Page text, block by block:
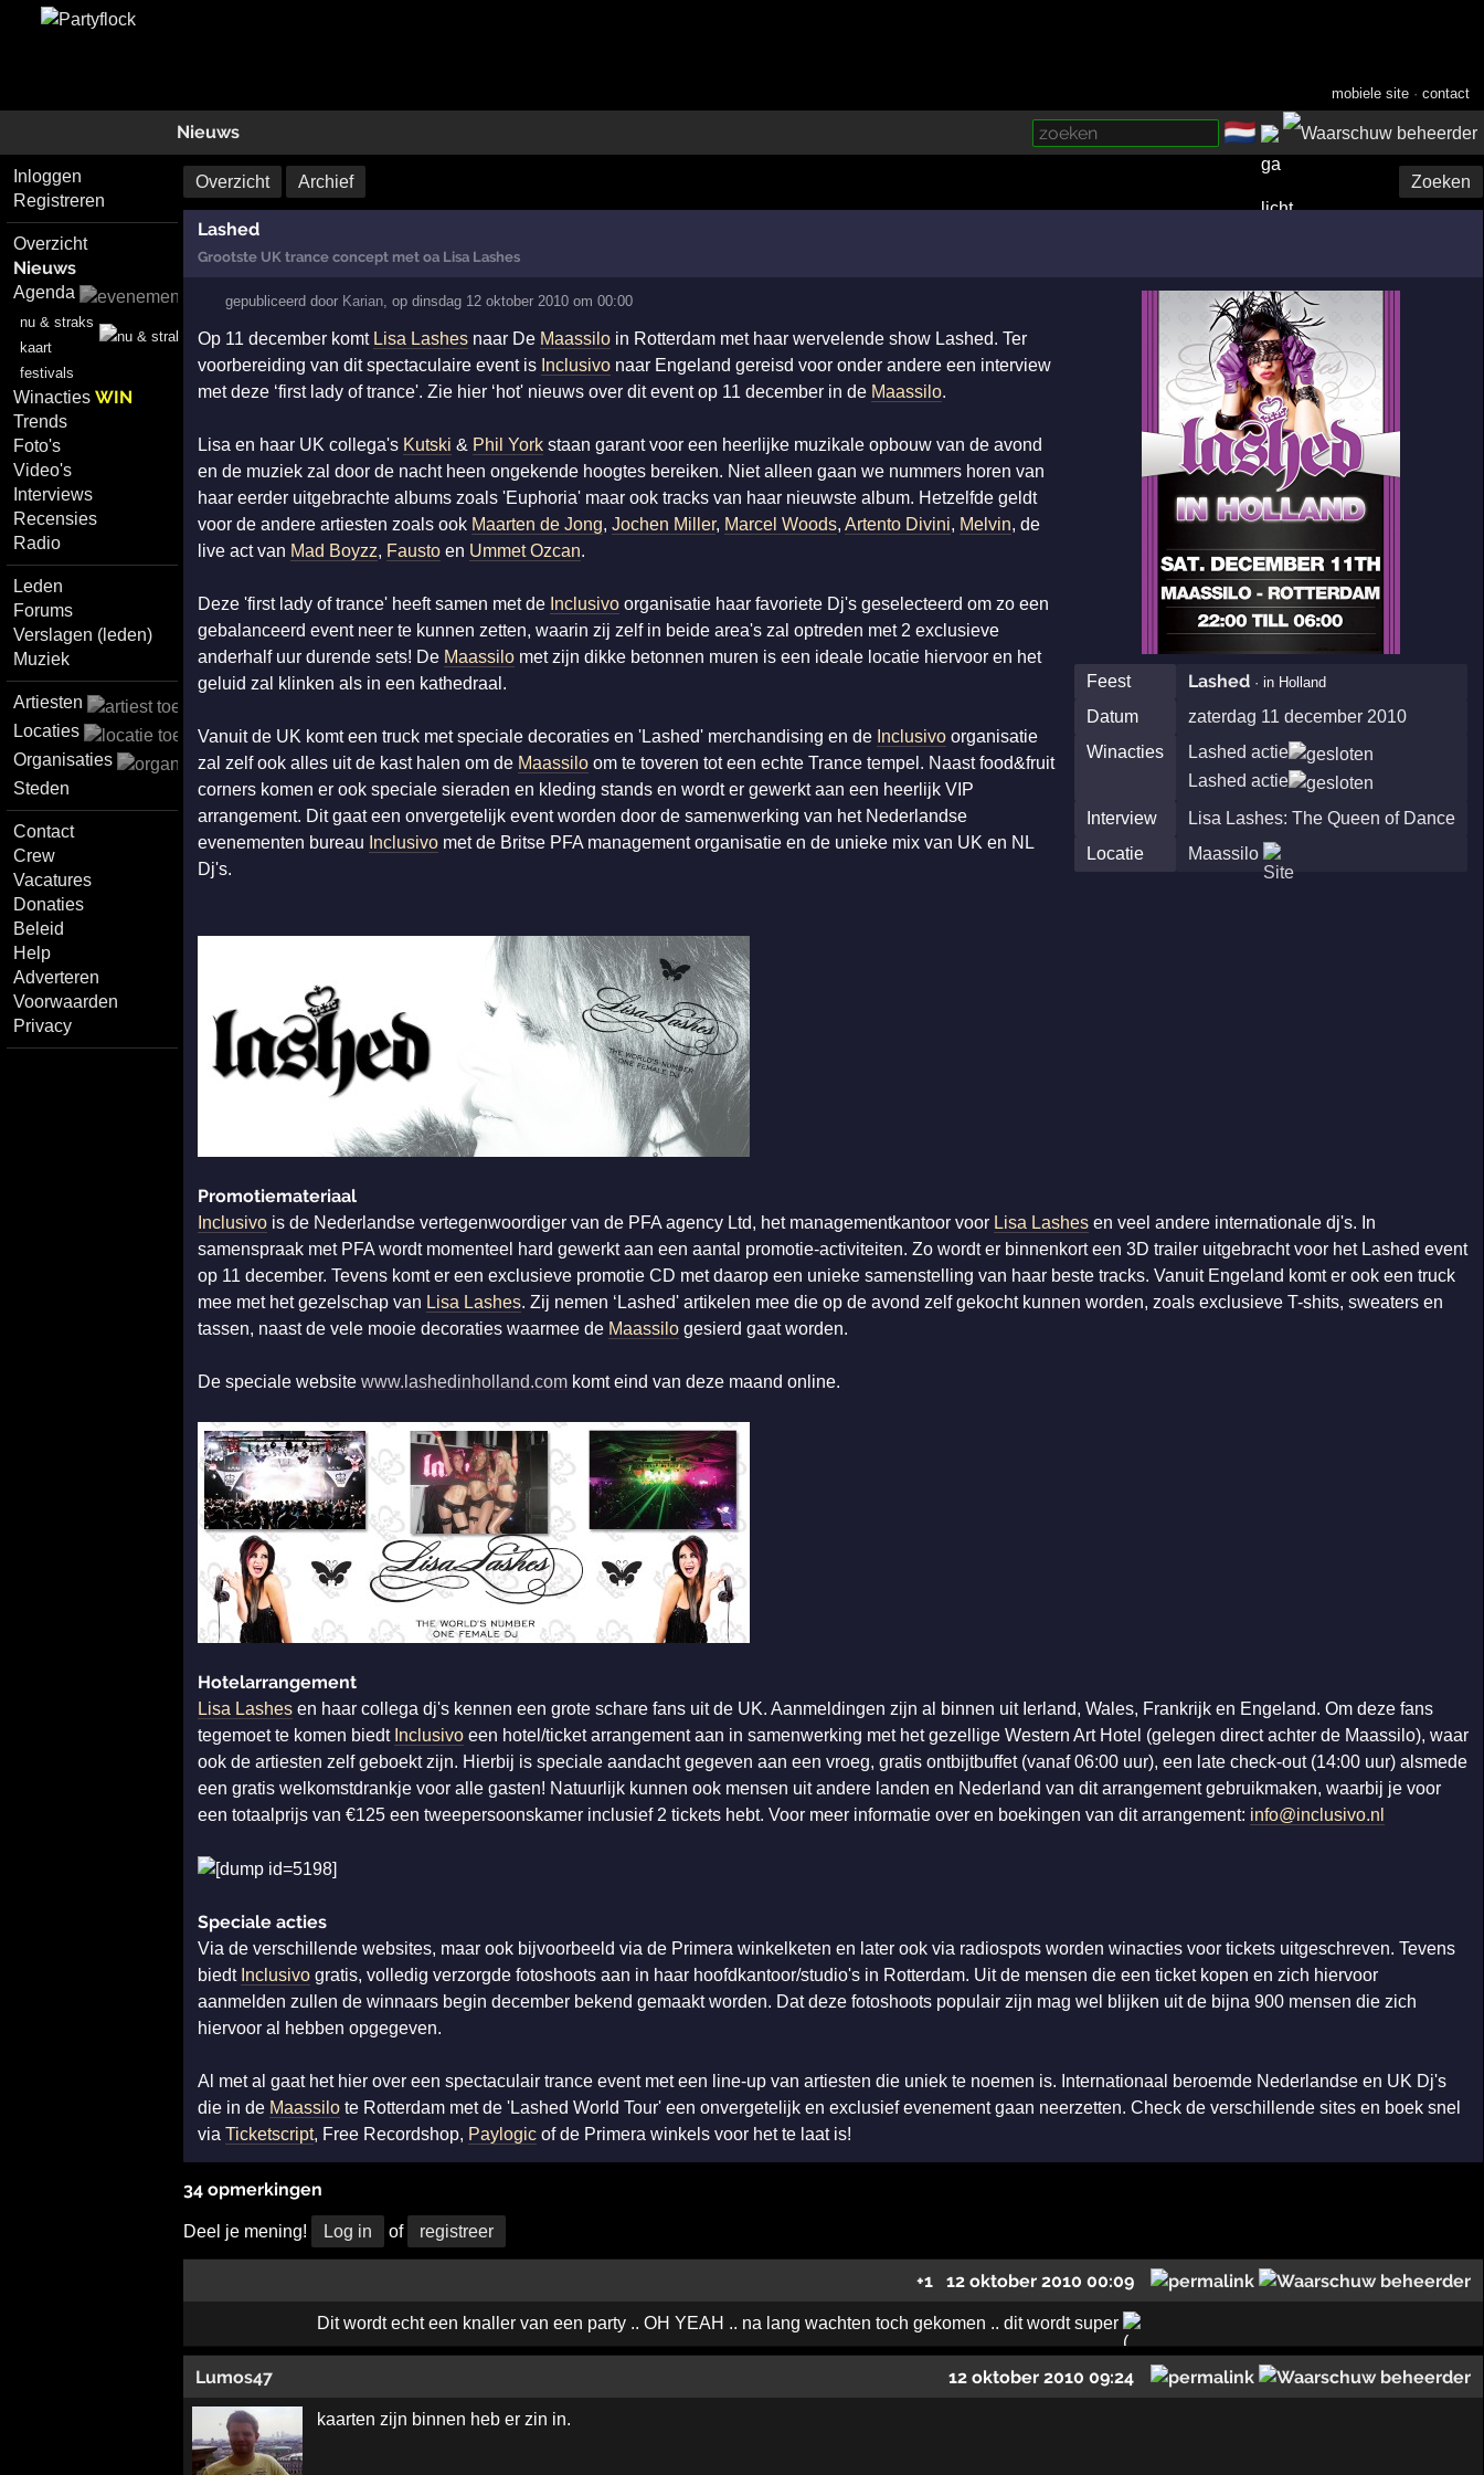
mobiele site ·contact
Nieuws 🇳🇱
Inloggen
Registreren
Overzicht
Nieuws
Agenda
nu & straks
kaart
festivals
WinactiesWIN
Trends
Foto's
Video's
Interviews
Recensies
Radio
Leden
Forums
Verslagen (leden)
Muziek
Artiesten
Locaties
Organisaties
Steden
Contact
Crew
Vacatures
Donaties
Beleid
Help
Adverteren
Voorwaarden
Privacy
Overzicht Archief Zoeken
Lashed
Grootste UK trance concept met oa Lisa Lashes
gepubliceerd door Karian, opdinsdag 12 oktober 2010 om 00:00
Feest Lashed· in Holland
Datum
zaterdag 11 december 2010
Winacties
Lashed actie
Lashed actie
Interview
Lisa Lashes: The Queen of Dance
Locatie
Maassilo
Op 11 december komt Lisa Lashesnaar De Maassiloin Rotterdam met haar wervelende show Lashed. Ter
voorbereiding van dit spectaculaire event is Inclusivonaar Engeland gereisd voor onder andere een interview
met deze ‘first lady of trance'. Zie hier ‘hot' nieuws over dit event op 11 december in de Maassilo.
Lisa en haar UK collega's Kutski & Phil Yorkstaan garant voor een heerlijke muzikale opbouw van de avond
en de muziek zal door de nacht heen ongekende hoogtes bereiken. Niet alleen gaan we nummers horen van
haar eerder uitgebrachte albums zoals 'Euphoria' maar ook tracks van haar nieuwste album. Hetzelfde geldt
voor de andere artiesten zoals ook Maarten de Jong, Jochen Miller, Marcel Woods, Artento Divini, Melvin, de
live act van Mad Boyzz, Faustoen Ummet Ozcan.
Deze 'first lady of trance' heeft samen met de Inclusivoorganisatie haar favoriete Dj's geselecteerd om zo een
gebalanceerd event neer te kunnen zetten, waarin zij zelf in beide area's zal optreden met 2 exclusieve
anderhalf uur durende sets! De Maassilomet zijn dikke betonnen muren is een ideale locatie hiervoor en het
geluid zal klinken als in een kathedraal.
Vanuit de UK komt een truck met speciale decoraties en 'Lashed' merchandising en de Inclusivoorganisatie
zal zelf ook alles uit de kast halen om de Maassiloom te toveren tot een echte Trance tempel. Naast food&fruit
corners komen er ook speciale sieraden en kleding stands en wordt er gewerkt aan een heerlijk VIP
arrangement. Dit gaat een onvergetelijk event worden door de samenwerking van het Nederlandse
evenementen bureau Inclusivomet de Britse PFA management organisatie en de unieke mix van UK en NL
Dj's.
Promotiemateriaal
Inclusivois de Nederlandse vertegenwoordiger van de PFA agency Ltd, het managementkantoor voor Lisa Lashesen veel andere internationale dj's. In
samenspraak met PFA wordt momenteel hard gewerkt aan een aantal promotie-activiteiten. Zo wordt er binnenkort een 3D trailer uitgebracht voor het Lashed event
op 11 december. Tevens komt er een exclusieve promotie CD met daarop een unieke samenstelling van haar beste tracks. Vanuit Engeland komt er ook een truck
mee met het gezelschap van Lisa Lashes. Zij nemen ‘Lashed' artikelen mee die op de avond zelf gekocht kunnen worden, zoals exclusieve T-shits, sweaters en
tassen, naast de vele mooie decoraties waarmee de Maassilogesierd gaat worden.
De speciale website www.lashedinholland.comkomt eind van deze maand online.
Hotelarrangement
Lisa Lashesen haar collega dj's kennen een grote schare fans uit de UK. Aanmeldingen zijn al binnen uit Ierland, Wales, Frankrijk en Engeland. Om deze fans
tegemoet te komen biedt Inclusivoeen hotel/ticket arrangement aan in samenwerking met het gezellige Western Art Hotel (gelegen direct achter de Maassilo), waar
ook de artiesten zelf geboekt zijn. Hierbij is speciale aandacht gegeven aan een vroeg, gratis ontbijtbuffet (vanaf 06:00 uur), een late check-out (14:00 uur) alsmede
een gratis welkomstdrankje voor alle gasten! Natuurlijk kunnen ook mensen uit andere landen en Nederland van dit arrangement gebruikmaken, waarbij je voor
een totaalprijs van €125 een tweepersoonskamer inclusief 2 tickets hebt. Voor meer informatie over en boekingen van dit arrangement: info@inclusivo.nl
Speciale acties
Via de verschillende websites, maar ook bijvoorbeeld via de Primera winkelketen en later ook via radiospots worden winacties voor tickets uitgeschreven. Tevens
biedt Inclusivogratis, volledig verzorgde fotoshoots aan in haar hoofdkantoor/studio's in Rotterdam. Uit de mensen die een ticket kopen en zich hiervoor
aanmelden zullen de winnaars begin december bekend gemaakt worden. Dat deze fotoshoots populair zijn mag wel blijken uit de bijna 900 mensen die zich
hiervoor al hebben opgegeven.
Al met al gaat het hier over een spectaculair trance event met een line-up van artiesten die uniek te noemen is. Internationaal beroemde Nederlandse en UK Dj's
die in de Maassilote Rotterdam met de 'Lashed World Tour' een onvergetelijk en exclusief evenement gaan neerzetten. Check de verschillende sites en boek snel
via Ticketscript, Free Recordshop, Paylogicof de Primera winkels voor het te laat is!
34 opmerkingen
Deel je mening! Log in of registreer
+1 12 oktober 2010 00:09
Dit wordt echt een knaller van een party .. OH YEAH .. na lang wachten toch gekomen .. dit wordt super
Lumos47 12 oktober 2010 09:24
kaarten zijn binnen heb er zin in.